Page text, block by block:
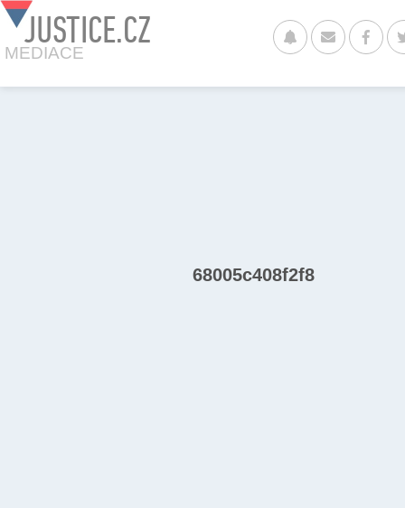
JUSTICE.CZ
MEDIACE
68005c408f2f8